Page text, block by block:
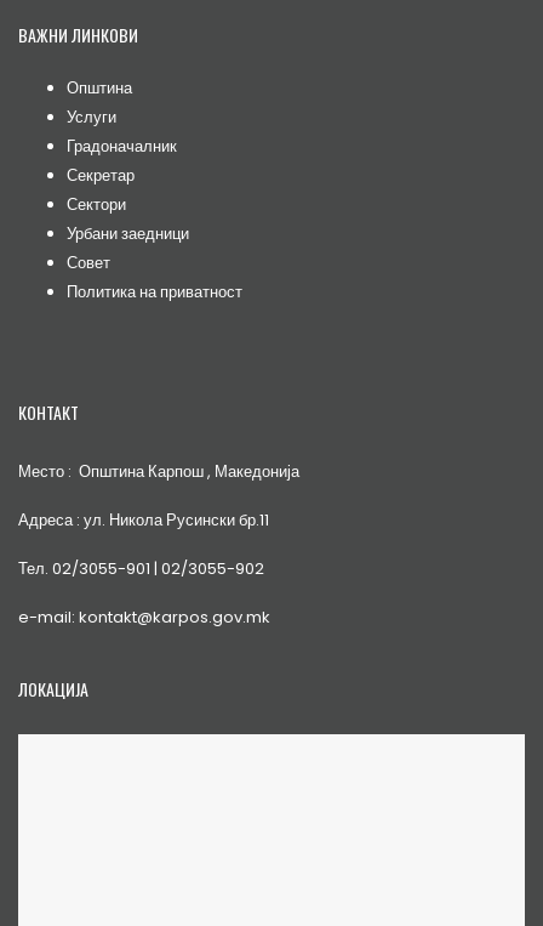
ВАЖНИ ЛИНКОВИ
Општина
Услуги
Градоначалник
Секретар
Сектори
Урбани заедници
Совет
Политика на приватност
КОНТАКТ
Место : Општина Карпош , Македонија
Адреса : ул. Никола Русински бр.11
Тел. 02/3055-901 | 02/3055-902
e-mail: kontakt@karpos.gov.mk
ЛОКАЦИЈА